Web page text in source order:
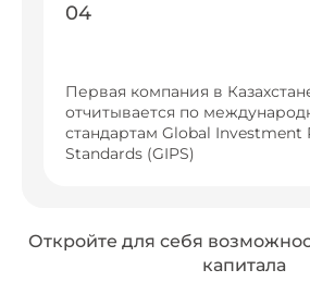
04
Первая компания в
отчитывается по
стандартам Global Investment
Standards (GIPS)
Откройте для себя
капитала